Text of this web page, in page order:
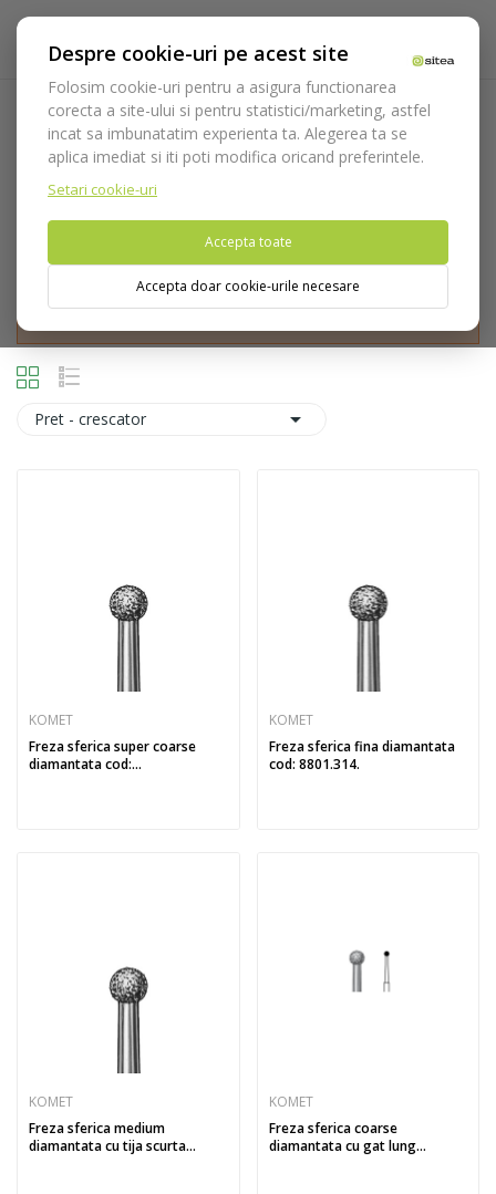
Despre cookie-uri pe acest site
Folosim cookie-uri pentru a asigura functionarea
corecta a site-ului si pentru statistici/marketing, astfel
incat sa imbunatatim experienta ta. Alegerea ta se
aplica imediat si iti poti modifica oricand preferintele.
Setari cookie-uri
Accepta toate
Accepta doar cookie-urile necesare
Sferice
Acasa Consumabile Freze Freze diamantate Sferice
Nu puteti plasa comenzi din tara din care accesati website-ul
Pret - crescator 
KOMET
Freza sferica super coarse
diamantata cod:...
KOMET
Freza sferica fina diamantata
cod: 8801.314.
KOMET
Freza sferica medium
diamantata cu tija scurta...
KOMET
Freza sferica coarse
diamantata cu gat lung...